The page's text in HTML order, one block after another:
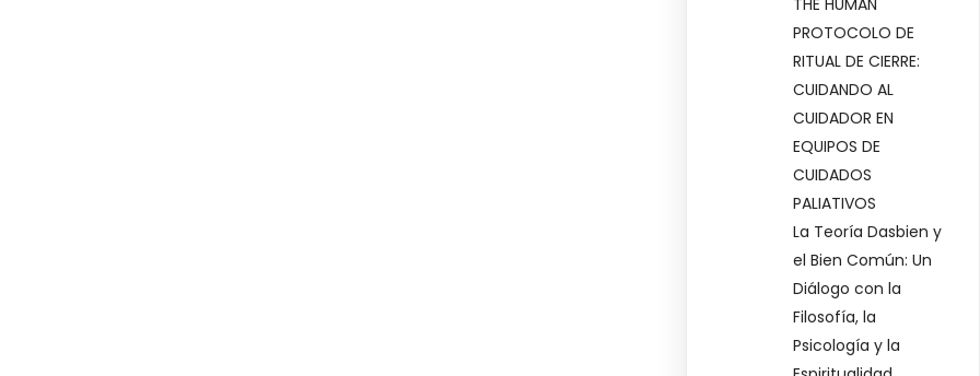
PROTOCOLO DE
RITUAL DE CIERRE:
CUIDANDO AL
CUIDADOR EN
EQUIPOS DE
CUIDADOS
PALIATIVOS
La Teoría Dasbien y
el Bien Común: Un
Diálogo con la
Filosofía, la
Psicología y la